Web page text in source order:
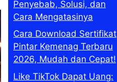
Penyebab, Solusi, dan
Cara Mengatasinya
Cara Download Sertifikat
Pintar Kemenag Terbaru
2026, Mudah dan Cepat!
Like TikTok Dapat Uang: